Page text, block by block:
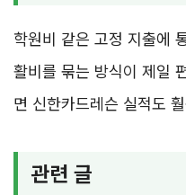
학원비 같은 고정 지출에
활비를 묶는 방식이 제일
면 신한카드레슨 실적도
관련 글